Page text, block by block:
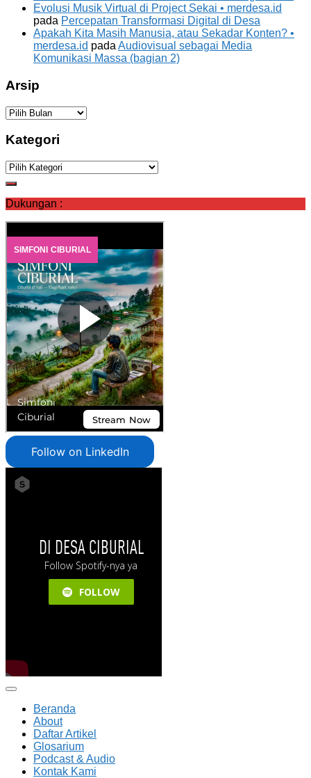
Evolusi Musik Virtual di Project Sekai • merdesa.id
pada Percepatan Transformasi Digital di Desa
Apakah Kita Masih Manusia, atau Sekadar Konten? •
merdesa.id pada Audiovisual sebagai Media
Komunikasi Massa (bagian 2)
Arsip
Arsip
Kategori
Kategori
Dukungan :
Follow on LinkedIn
Beranda
About
Daftar Artikel
Glosarium
Podcast & Audio
Kontak Kami